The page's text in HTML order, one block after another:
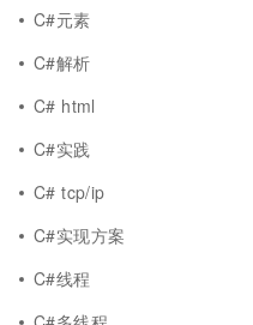
C#元素
C#解析
C# html
C#实践
C# tcp/ip
C#实现方案
C#线程